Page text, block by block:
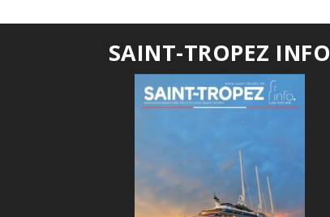
SAINT-TROPEZ INFO